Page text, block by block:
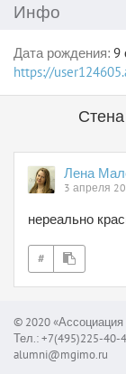
Инфо
Дата рождения: 9
https://
Стена
Лена
3 апреля
нереально
#
© 2020
Тел.: +7(495)225-40-
alumni@mgimo.ru